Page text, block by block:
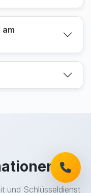
und Schlüsseldienst